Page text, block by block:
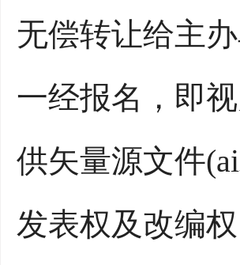
无偿转让给主
一经报名，即
供矢量源文件
发表权及改编